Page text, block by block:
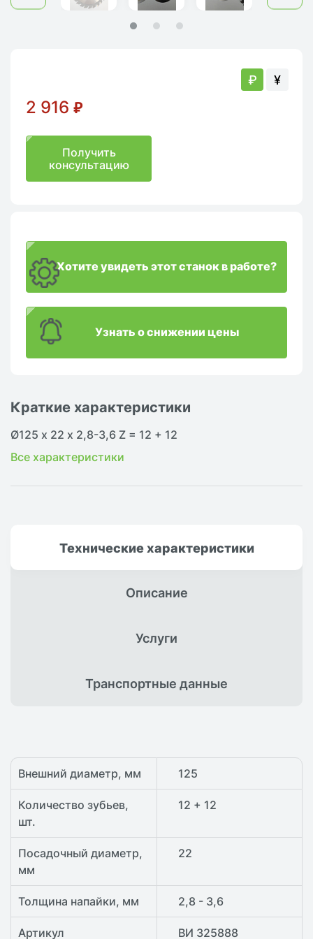
Краткие характеристики
Ø125 х 22 x 2,8-3,6 Z = 12 + 12
Все характеристики
₽ ¥
2 916 ₽
Получить
консультацию
Хотите увидеть этот станок в работе?
Узнать о снижении цены
Техническиехарактеристики
Описание
Услуги
Транспортныеданные
Внешний диаметр, мм 125
Количество зубьев,
шт.
12 + 12
Посадочный диаметр,
мм
22
Толщина напайки, мм 2,8 - 3,6
Артикул ВИ 325888